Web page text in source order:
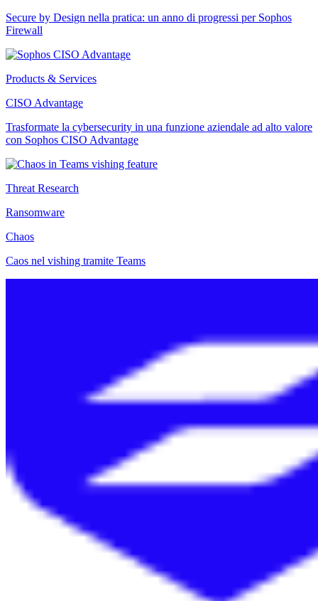
Secure by Design nella pratica: un anno di progressi per Sophos
Firewall
Products & Services
CISO Advantage
Trasformate la cybersecurity in una funzione aziendale ad alto valore
con Sophos CISO Advantage
Threat Research
Ransomware
Chaos
Caos nel vishing tramite Teams